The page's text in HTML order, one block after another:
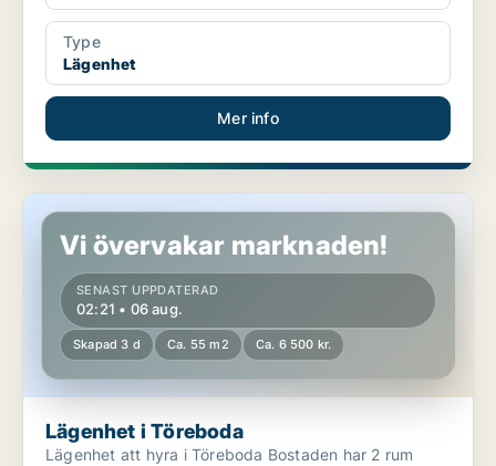
Type
Lägenhet
Mer info
Lägenhet i Töreboda
Vi övervakar marknaden!
SENAST UPPDATERAD
02:21 • 06 aug.
Skapad 3 d Ca. 55 m2 Ca. 6 500 kr.
Lägenhet i Töreboda
Lägenhet att hyra i Töreboda Bostaden har 2 rum